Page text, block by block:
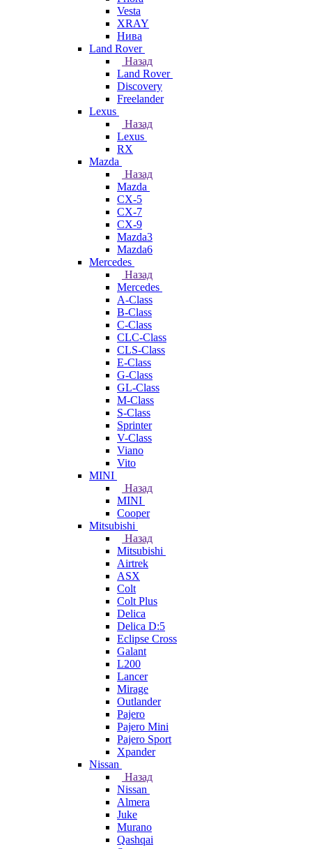
Vesta
XRAY
Нива
Land Rover
Назад
Land Rover
Discovery
Freelander
Lexus
Назад
Lexus
RX
Mazda
Назад
Mazda
CX-5
CX-7
CX-9
Mazda3
Mazda6
Mercedes
Назад
Mercedes
A-Class
B-Class
C-Class
CLC-Class
CLS-Class
E-Class
G-Class
GL-Class
M-Class
S-Class
Sprinter
V-Class
Viano
Vito
MINI
Назад
MINI
Cooper
Mitsubishi
Назад
Mitsubishi
Airtrek
ASX
Colt
Colt Plus
Delica
Delica D:5
Eclipse Cross
Galant
L200
Lancer
Mirage
Outlander
Pajero
Pajero Mini
Pajero Sport
Xpander
Nissan
Назад
Nissan
Almera
Juke
Murano
Qashqai